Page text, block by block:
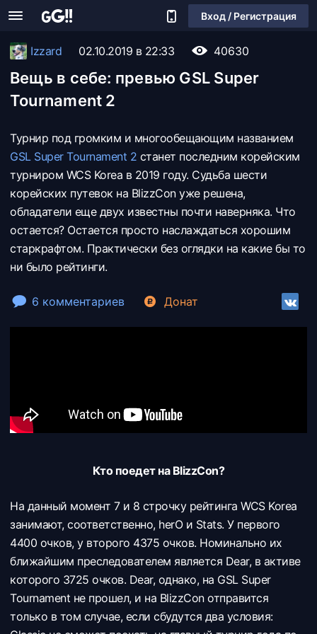
Вход / Регистрация
Izzard 02.10.2019 в 22:33 40630
Вещь в себе: превью GSL Super
Tournament 2
Турнир под громким и многообещающим названием
GSL Super Tournament 2 станет последним корейским
турниром WCS Korea в 2019 году. Судьба шести
корейских путевок на BlizzCon уже решена,
обладатели еще двух известны почти наверняка. Что
остается? Остается просто наслаждаться хорошим
старкрафтом. Практически без оглядки на какие бы то
ни было рейтинги.
6 комментариев Донат
Кто поедет на BlizzCon?
На данный момент 7 и 8 строчку рейтинга WCS Korea
занимают, соответственно, herO и Stats. У первого
4400 очков, у второго 4375 очков. Номинально их
ближайшим преследователем является Dear, в активе
которого 3725 очков. Dear, однако, на GSL Super
Tournament не прошел, и на BlizzCon отправится
только в том случае, если сбудутся два условия: